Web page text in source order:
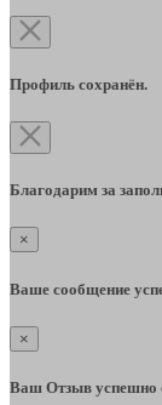
Профиль сохранён.
Благодарим за
×
Ваше сообщение
×
Ваш Отзыв успешно